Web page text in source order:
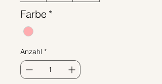
Farbe *
Anzahl *